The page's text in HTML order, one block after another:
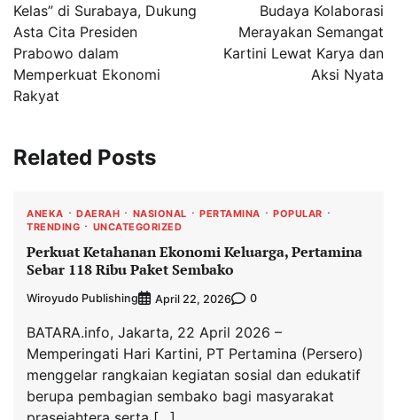
Kelas” di Surabaya, Dukung
Asta Cita Presiden
Prabowo dalam
Memperkuat Ekonomi
Rakyat
Budaya Kolaborasi
Merayakan Semangat
Kartini Lewat Karya dan
Aksi Nyata
Related Posts
ANEKA DAERAH NASIONAL PERTAMINA
POPULAR
TRENDING
UNCATEGORIZED
Perkuat Ketahanan Ekonomi Keluarga, Pertamina
Sebar 118 Ribu Paket Sembako
Wiroyudo Publishing April 22, 2026 0
BATARA.info, Jakarta, 22 April 2026 –
Memperingati Hari Kartini, PT Pertamina (Persero)
menggelar rangkaian kegiatan sosial dan edukatif
berupa pembagian sembako bagi masyarakat